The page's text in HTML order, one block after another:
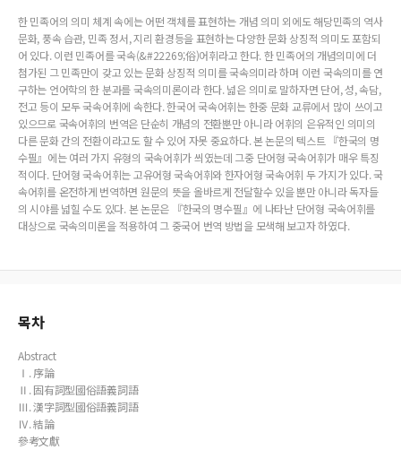
한 민족어의 의미 체계 속에는 어떤 객체를 표현하는 개념 의미 외에도 해당민족의 역사
문화, 풍속 습관, 민족 정서, 지리 환경등을 표현하는 다양한 문화 상징적 의미도 포함되
어 있다. 이런 민족어를 국속(&#22269;俗)어휘라고 한다. 한 민족어의 개념의미에 더
첨가된 그 민족만이 갖고 있는 문화 상징적 의미를 국속의미라 하며 이런 국속의미를 연
구하는 언어학의 한 분과를 국속의미론이라 한다. 넓은 의미로 말하자면 단어, 성, 속담,
전고 등이 모두 국속어휘에 속한다. 한국어 국속어휘는 한중 문화 교류에서 많이 쓰이고
있으므로 국속어휘의 번역은 단순히 개념의 전환뿐만 아니라 어휘의 은유적인 의미의
다른 문화 간의 전환이라고도 할 수 있어 자못 중요하다. 본 논문의 텍스트 『한국의 명
수필』에는 여러 가지 유형의 국속어휘가 씌였는데 그중 단어형 국속어휘가 매우 특징
적이다. 단어형 국속어휘는 고유어형 국속어휘와 한자어형 국속어휘 두 가지가 있다. 국
속어휘를 온전하게 번역하면 원문의 뜻을 올바르게 전달할수 있을 뿐만 아니라 독자들
의 시야를 넓힐 수도 있다. 본 논문은 『한국의 명수필』에 나타난 단어형 국속어휘를
대상으로 국속의미론을 적용하여 그 중국어 번역 방법을 모색해 보고자 하였다.
목차
Abstract
Ⅰ. 序論
Ⅱ. 固有詞型國俗語義詞語
Ⅲ. 漢字詞型國俗語義詞語
Ⅳ. 結論
參考文獻